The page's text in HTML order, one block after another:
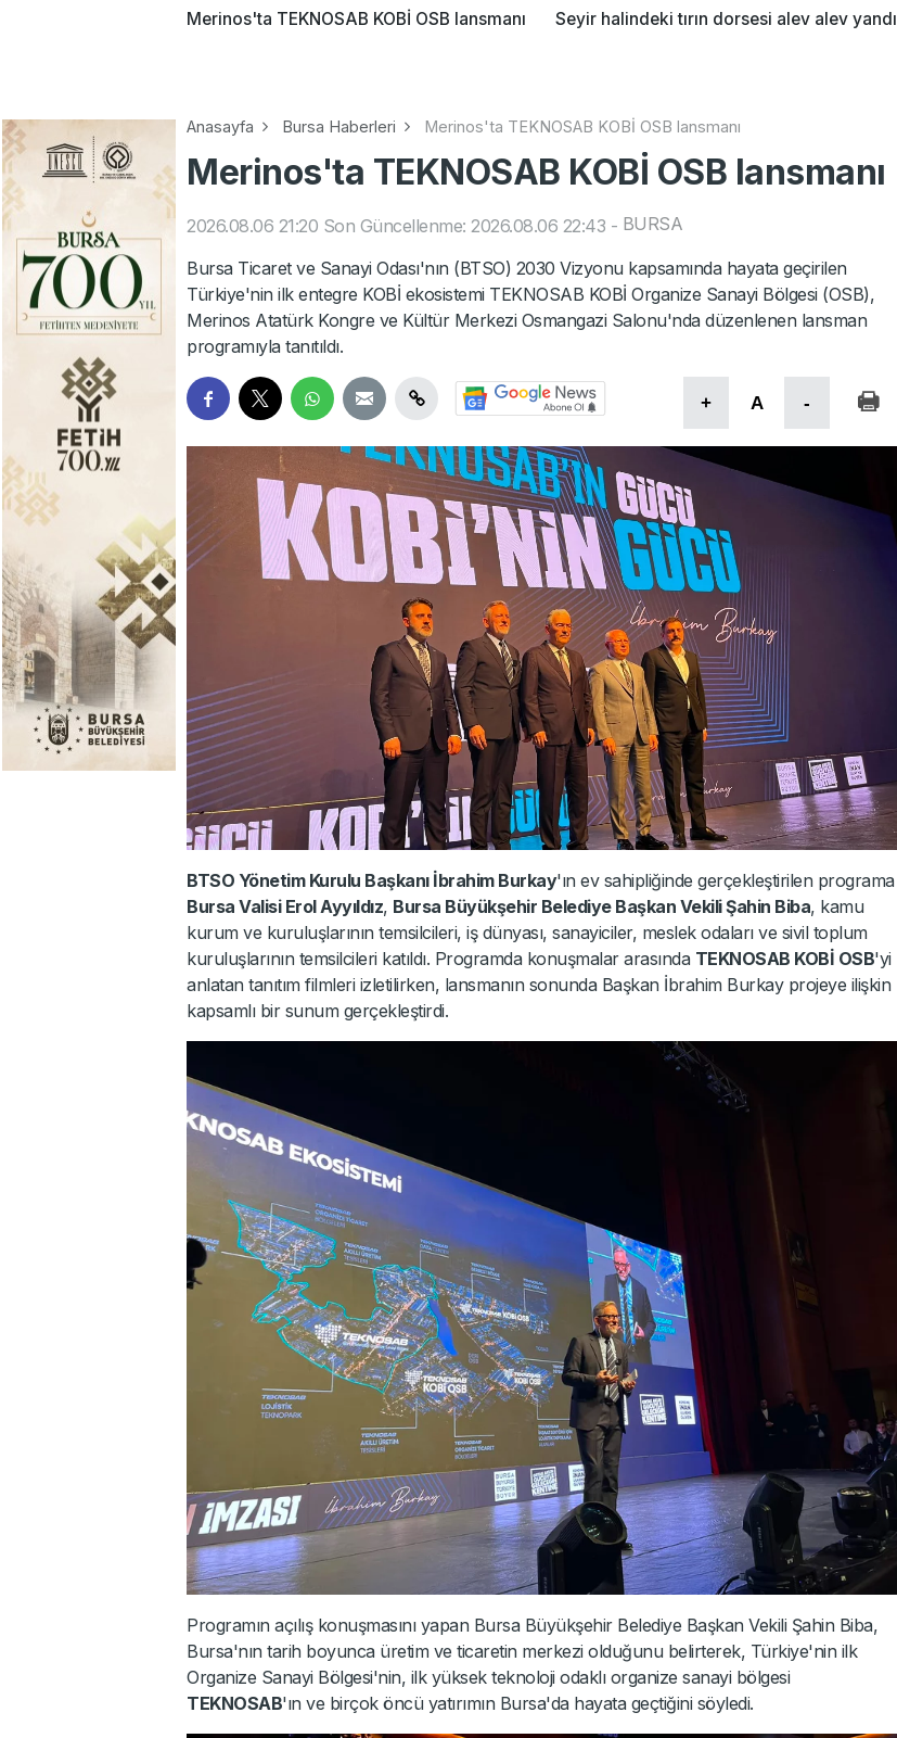
Merinos'ta TEKNOSAB KOBİ OSB lansmanı Seyir halindeki tırın dorsesi alev alev yandı
Anasayfa Bursa Haberleri Merinos'ta TEKNOSAB KOBİ OSB lansmanı
Merinos'ta TEKNOSAB KOBİ OSB lansmanı
2026.08.06 21:20 Son Güncellenme: 2026.08.06 22:43 - BURSA
Bursa Ticaret ve Sanayi Odası'nın (BTSO) 2030 Vizyonu kapsamında hayata geçirilen
Türkiye'nin ilk entegre KOBİ ekosistemi TEKNOSAB KOBİ Organize Sanayi Bölgesi (OSB),
Merinos Atatürk Kongre ve Kültür Merkezi Osmangazi Salonu'nda düzenlenen lansman
programıyla tanıtıldı.
+ A -
BTSO Yönetim Kurulu Başkanı İbrahim Burkay'ın ev sahipliğinde gerçekleştirilen programa
Bursa Valisi Erol Ayyıldız, Bursa Büyükşehir Belediye Başkan Vekili Şahin Biba, kamu
kurum ve kuruluşlarının temsilcileri, iş dünyası, sanayiciler, meslek odaları ve sivil toplum
kuruluşlarının temsilcileri katıldı. Programda konuşmalar arasında TEKNOSAB KOBİ OSB'yi
anlatan tanıtım filmleri izletilirken, lansmanın sonunda Başkan İbrahim Burkay projeye ilişkin
kapsamlı bir sunum gerçekleştirdi.
Programın açılış konuşmasını yapan Bursa Büyükşehir Belediye Başkan Vekili Şahin Biba,
Bursa'nın tarih boyunca üretim ve ticaretin merkezi olduğunu belirterek, Türkiye'nin ilk
Organize Sanayi Bölgesi'nin, ilk yüksek teknoloji odaklı organize sanayi bölgesi
TEKNOSAB'ın ve birçok öncü yatırımın Bursa'da hayata geçtiğini söyledi.